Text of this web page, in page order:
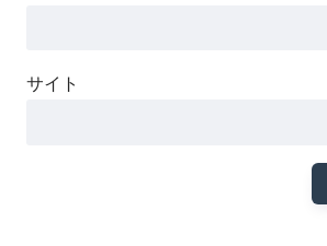
サイト